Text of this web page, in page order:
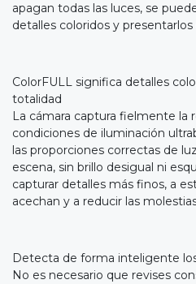
apagan todas las luces, se
detalles coloridos y
ColorFULL significa detalles
totalidad
La cámara captura fielmente la
condiciones de iluminación
las proporciones correctas de
escena, sin brillo desigual ni
capturar detalles más finos, a
acechan y a reducir las
Detecta de forma inteligente
No es necesario que revises